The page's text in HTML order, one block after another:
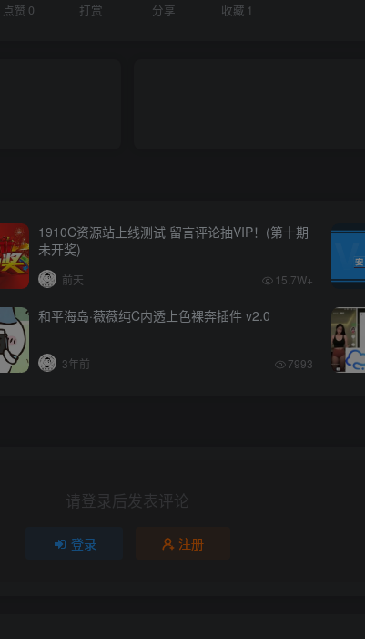
点赞 0 打赏 分享 收藏 1
1910C资源站上线测试 留言评论抽VIP！(第十期
未开奖)
前天 15.7W+
和平海岛·薇薇纯C内透上色裸奔插件 v2.0
3年前 7993
请登录后发表评论
登录 注册